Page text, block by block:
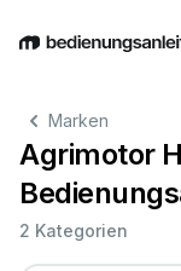
EnglishDeutsch
Marken
Agrimotor
2 Kategorien